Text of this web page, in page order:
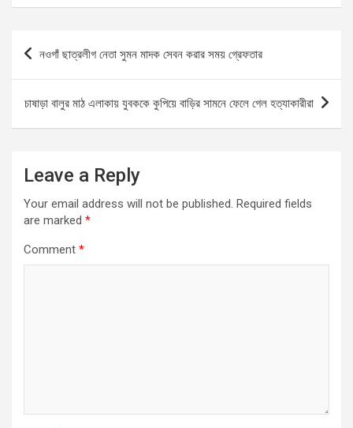
ce
b
o
o
k
ail at
A
p
p
se
g
er
ar
Post
navigation
নওগাঁ ছাত্রলীগ নেতা সুমন মাদক সেবন করার সময় গ্রেফতার
চাষাড়া বালুর মাঠ এলাকায় যুবককে কুপিয়ে বাড়ির সামনে ফেলে গেল হত্যাকারীরা
Leave a Reply
Your email address will not be published. Required fields
are marked *
Comment *